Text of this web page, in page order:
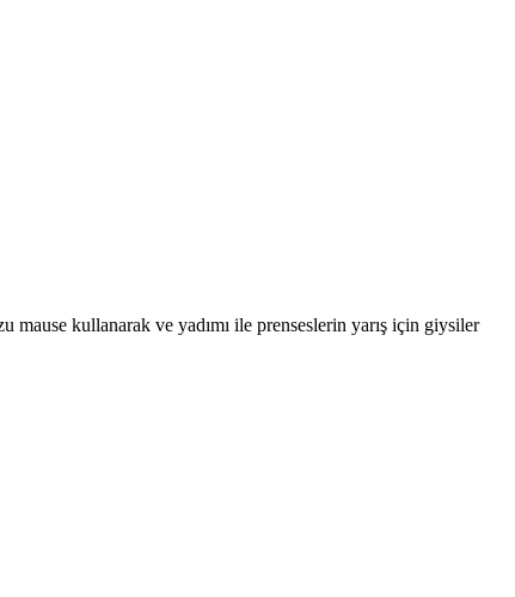
mause kullanarak ve yadımı ile prenseslerin yarış için giysiler